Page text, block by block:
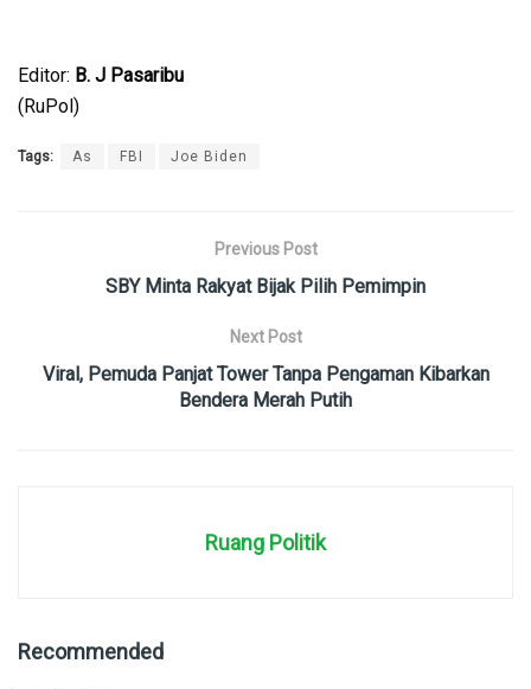
Editor: B. J Pasaribu
(RuPol)
Tags: As FBI Joe Biden
Previous Post
SBY Minta Rakyat Bijak Pilih Pemimpin
Next Post
Viral, Pemuda Panjat Tower Tanpa Pengaman Kibarkan
Bendera Merah Putih
Ruang Politik
Recommended